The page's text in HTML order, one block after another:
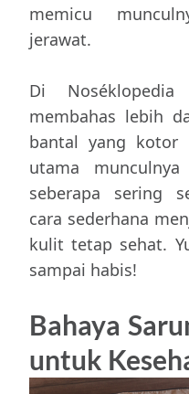
memicu
jerawat.
Di
membahas lebih
bantal yang kotor
utama
seberapa sering
cara sederhana
kulit tetap sehat.
sampai habis!
Bahaya
untuk